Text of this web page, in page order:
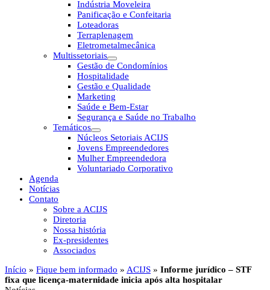
Indústria Moveleira
Panificação e Confeitaria
Loteadoras
Terraplenagem
Eletrometalmecânica
Multissetoriais
Gestão de Condomínios
Hospitalidade
Gestão e Qualidade
Marketing
Saúde e Bem-Estar
Segurança e Saúde no Trabalho
Temáticos
Núcleos Setoriais ACIJS
Jovens Empreendedores
Mulher Empreendedora
Voluntariado Corporativo
Agenda
Notícias
Contato
Sobre a ACIJS
Diretoria
Nossa história
Ex-presidentes
Associados
Início » Fique bem informado » ACIJS » Informe jurídico – STF
fixa que licença-maternidade inicia após alta hospitalar